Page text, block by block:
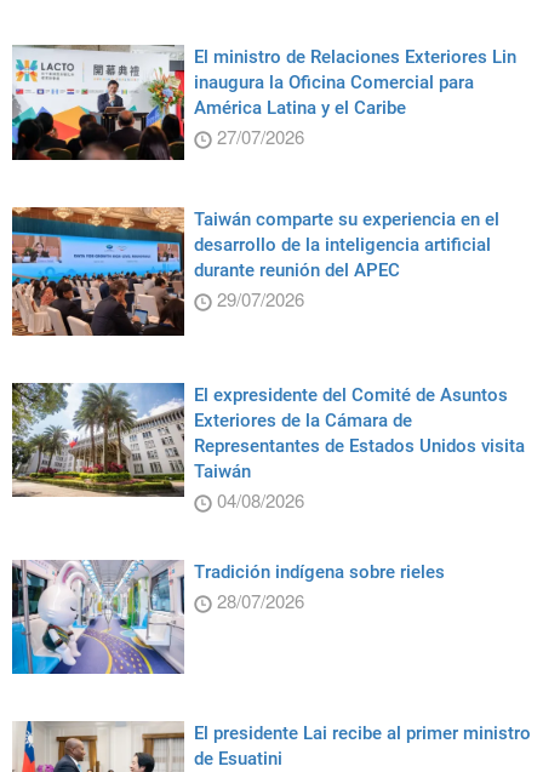
El ministro de Relaciones Exteriores Lin
inaugura la Oficina Comercial para
América Latina y el Caribe
27/07/2026
Taiwán comparte su experiencia en el
desarrollo de la inteligencia artificial
durante reunión del APEC
29/07/2026
El expresidente del Comité de Asuntos
Exteriores de la Cámara de
Representantes de Estados Unidos visita
Taiwán
04/08/2026
Tradición indígena sobre rieles
28/07/2026
El presidente Lai recibe al primer ministro
de Esuatini